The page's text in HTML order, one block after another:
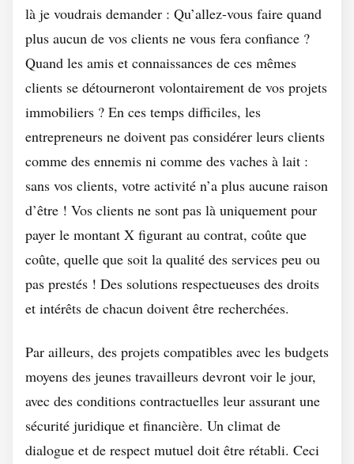
là je voudrais demander : Qu’allez-vous faire quand
plus aucun de vos clients ne vous fera confiance ?
Quand les amis et connaissances de ces mêmes
clients se détourneront volontairement de vos projets
immobiliers ? En ces temps difficiles, les
entrepreneurs ne doivent pas considérer leurs clients
comme des ennemis ni comme des vaches à lait :
sans vos clients, votre activité n’a plus aucune raison
d’être ! Vos clients ne sont pas là uniquement pour
payer le montant X figurant au contrat, coûte que
coûte, quelle que soit la qualité des services peu ou
pas prestés ! Des solutions respectueuses des droits
et intérêts de chacun doivent être recherchées.
Par ailleurs, des projets compatibles avec les budgets
moyens des jeunes travailleurs devront voir le jour,
avec des conditions contractuelles leur assurant une
sécurité juridique et financière. Un climat de
dialogue et de respect mutuel doit être rétabli. Ceci